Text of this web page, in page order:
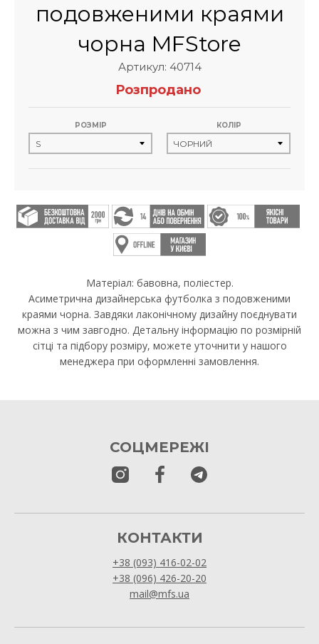
подовженими краями
чорна MFStore
Артикул: 40714
Розпродано
РОЗМІР КОЛІР
Матеріал: бавовна, поліестер.
Асиметрична дизайнерська футболка з подовженими
краями чорна. Завдяки лаконічному дизайну поєднувати
можна з чим завгодно. Детальну інформацію по розмірній
сітці та підбору розміру, можете уточнити у нашого
менеджера при оформленні замовлення.
СОЦМЕРЕЖІ
КОНТАКТИ
+38 (093) 416-02-02
+38 (096) 426-20-20
mail@mfs.ua